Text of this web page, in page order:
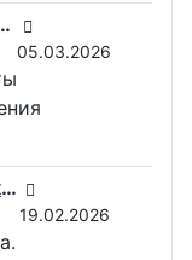
ГУП «ДОНСНАБКОМПЛЕКТ» в Горловке
05.03.2026
О Полине Гладких из Горловки снимут документальный фильм
19.02.2026